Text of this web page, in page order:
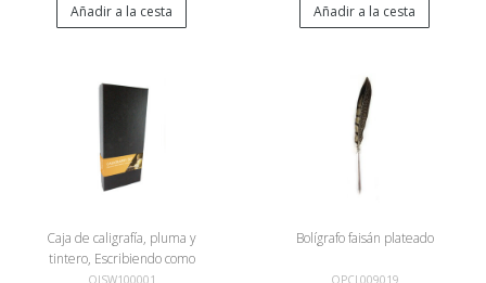
Añadir a la cesta Añadir a la cesta
Caja de caligrafía, pluma y
tintero, Escribiendo como
Bolígrafo faisán plateado